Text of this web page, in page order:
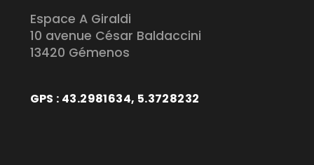
Espace A Giraldi
10 avenue César Baldaccini
13420 Gémenos
GPS : 43.2981634, 5.3728232